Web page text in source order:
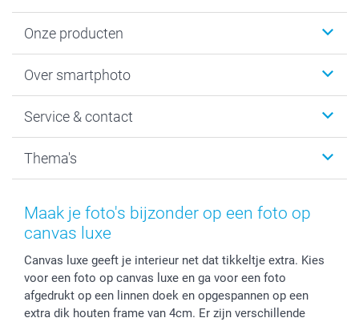
Onze producten
Fotoboeken
Fotocadeaus
Kaarten
Over smartphoto
Vacatures
Bestelproces
Herroepingsrecht
Privacy
Reviews
Prijslijst
Investor Relations
Service & contact
Tevredenheidsgarantie
Mijn orderstatus
smartbonus
service@smartphoto.nl
Affiliate partnerprogramma
Partnerships
Thema's
Baby
Moederdag
Huwelijk
Maak je foto's bijzonder op een foto op
canvas luxe
Canvas luxe geeft je interieur net dat tikkeltje extra. Kies
voor een foto op canvas luxe en ga voor een foto
afgedrukt op een linnen doek en opgespannen op een
extra dik houten frame van 4cm. Er zijn verschillende